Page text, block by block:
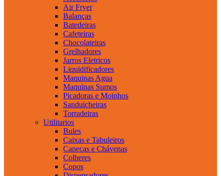
Air Fryer
Balanças
Batedeiras
Cafeteiras
Chocolateiras
Grelhadores
Jarros Eletricos
Liquidificadores
Maquinas Agua
Maquinas Sumos
Picadoras e Moinhos
Sanduicheiras
Torradeiras
Utilitarios
Bules
Caixas e Tabuleiros
Canecas e Chávenas
Colheres
Copos